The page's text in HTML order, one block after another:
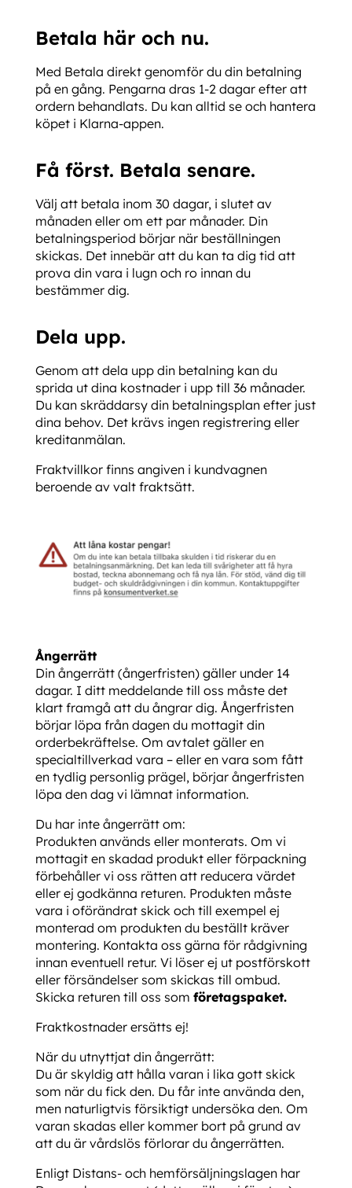
Betala här och nu.
Med Betala direkt genomför du din betalning
på en gång. Pengarna dras 1-2 dagar efter att
ordern behandlats. Du kan alltid se och hantera
köpet i Klarna-appen.
Få först. Betala senare.
Välj att betala inom 30 dagar, i slutet av
månaden eller om ett par månader. Din
betalningsperiod börjar när beställningen
skickas. Det innebär att du kan ta dig tid att
prova din vara i lugn och ro innan du
bestämmer dig.
Dela upp.
Genom att dela upp din betalning kan du
sprida ut dina kostnader i upp till 36 månader.
Du kan skräddarsy din betalningsplan efter just
dina behov. Det krävs ingen registrering eller
kreditanmälan.
Fraktvillkor finns angiven i kundvagnen
beroende av valt fraktsätt.
Ångerrätt
Din ångerrätt (ångerfristen) gäller under 14
dagar. I ditt meddelande till oss måste det
klart framgå att du ångrar dig. Ångerfristen
börjar löpa från dagen du mottagit din
orderbekräftelse. Om avtalet gäller en
specialtillverkad vara – eller en vara som fått
en tydlig personlig prägel, börjar ångerfristen
löpa den dag vi lämnat information.
Du har inte ångerrätt om:
Produkten används eller monterats. Om vi
mottagit en skadad produkt eller förpackning
förbehåller vi oss rätten att reducera värdet
eller ej godkänna returen. Produkten måste
vara i oförändrat skick och till exempel ej
monterad om produkten du beställt kräver
montering. Kontakta oss gärna för rådgivning
innan eventuell retur. Vi löser ej ut postförskott
eller försändelser som skickas till ombud.
Skicka returen till oss som företagspaket.
Fraktkostnader ersätts ej!
När du utnyttjat din ångerrätt:
Du är skyldig att hålla varan i lika gott skick
som när du fick den. Du får inte använda den,
men naturligtvis försiktigt undersöka den. Om
varan skadas eller kommer bort på grund av
att du är vårdslös förlorar du ångerrätten.
Enligt Distans- och hemförsäljningslagen har